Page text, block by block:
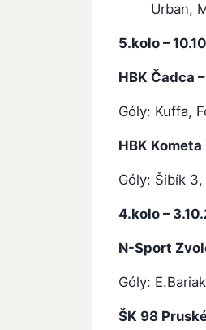
Urban,
5.kolo –
HBK Čadca
Góly: Kuffa,
HBK
Góly: Šibík
4.kolo –
N-Sport
Góly:
ŠK 98